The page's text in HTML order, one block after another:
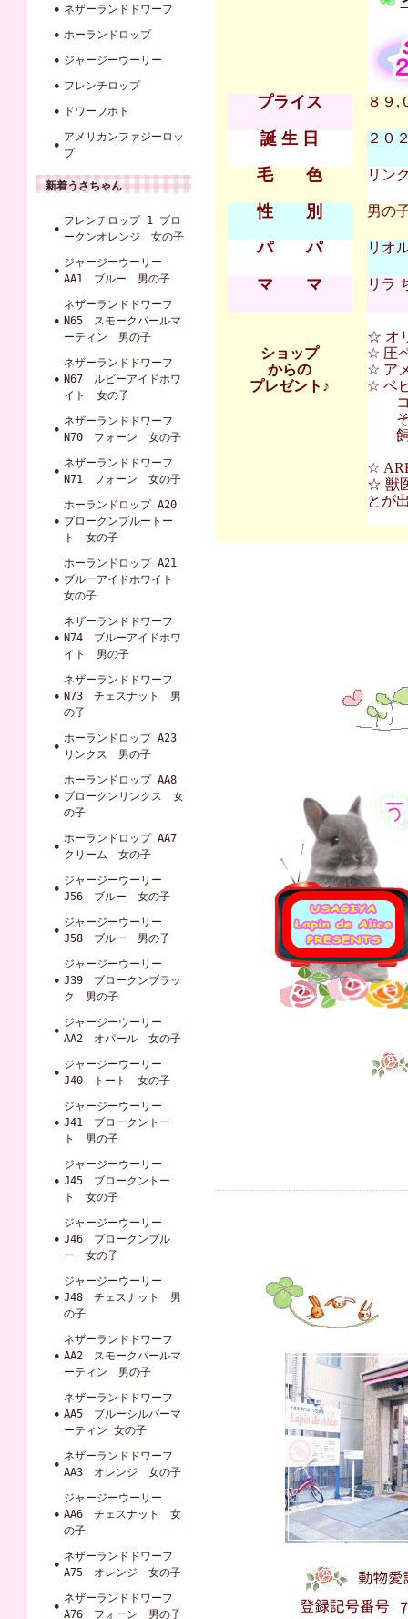
ネザーランドドワーフ
ホーランドロップ
ジャージーウーリー
フレンチロップ
ドワーフホト
アメリカンファジーロッ
プ
新着うさちゃん
フレンチロップ 1 ブロ
ークンオレンジ 女の子
ジャージーウーリー
AA1 ブルー 男の子
ネザーランドドワーフ
N65 スモークパールマ
ーティン 男の子
ネザーランドドワーフ
N67 ルビーアイドホワ
イト 女の子
ネザーランドドワーフ
N70 フォーン 女の子
ネザーランドドワーフ
N71 フォーン 女の子
ホーランドロップ A20
ブロークンブルートー
ト 女の子
ホーランドロップ A21
ブルーアイドホワイト
女の子
ネザーランドドワーフ
N74 ブルーアイドホワ
イト 男の子
ネザーランドドワーフ
N73 チェスナット 男
の子
ホーランドロップ A23
リンクス 男の子
ホーランドロップ AA8
ブロークンリンクス 女
の子
ホーランドロップ AA7
クリーム 女の子
ジャージーウーリー
J56 ブルー 女の子
ジャージーウーリー
J58 ブルー 男の子
ジャージーウーリー
J39 ブロークンブラッ
ク 男の子
ジャージーウーリー
AA2 オパール 女の子
ジャージーウーリー
J40 トート 女の子
ジャージーウーリー
J41 ブロークントー
ト 男の子
ジャージーウーリー
J45 ブロークントー
ト 女の子
ジャージーウーリー
J46 ブロークンブル
ー 女の子
ジャージーウーリー
J48 チェスナット 男
の子
ネザーランドドワーフ
AA2 スモークパールマ
ーティン 男の子
ネザーランドドワーフ
AA5 ブルーシルバーマ
ーティン 女の子
ネザーランドドワーフ
AA3 オレンジ 女の子
ジャージーウーリー
AA6 チェスナット 女
の子
ネザーランドドワーフ
A75 オレンジ 女の子
ネザーランドドワーフ
A76 フォーン 男の子
プライス ８９,
誕 生 日 ２０
毛 色 リン
性 別 男の
パ パ リオ
マ マ リラ
ショップ
からの
プレゼント♪
☆ オ
☆ 圧
☆ ア
☆ ベ
コ
そ
飼
☆
☆ 獣
とが